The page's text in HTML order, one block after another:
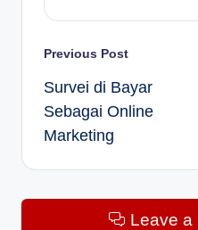
Post
navigation
Previous Post
Survei di Bayar
Sebagai Online
Marketing
Leave a